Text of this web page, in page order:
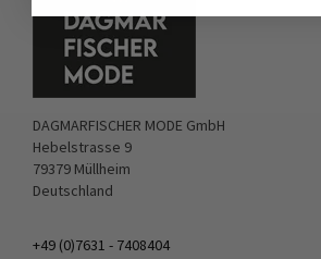
DAGMARFISCHER MODE GmbH
Hebelstrasse 9
79379 Müllheim
Deutschland
+49 (0)7631 - 7408404